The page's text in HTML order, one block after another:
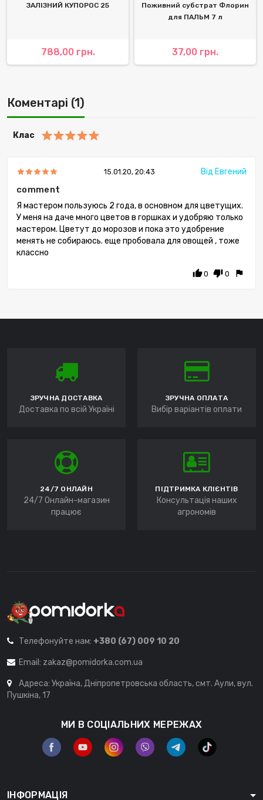
ЗАЛІЗНИЙ КУПОРОС 25
788,00 грн.
Поживний субстрат Флорин
для ПАЛЬМ 7 л
37,00 грн.
Коментарі (1)
Клас
15.01.20, 20:43 Від Евгений
comment
Я мастером пользуюсь 2 года, в основном для цветущих.
У меня на даче много цветов в горшках и удобряю только
мастером. Цветут до морозов и пока это удобрение
менять не собираюсь. еще пробовала для овощей , тоже
классно
thumb_up0 thumb_down 0 flag
ЗРУЧНА ДОСТАВКА
Доставка по всій Україні
ЗРУЧНА ОПЛАТА
Вибір варіантів оплати
24/7 ОНЛАЙН
24/7 Онлайн-магазин
працює
ПІДТРИМКА КЛІЄНТІВ
Консультація наших
агрономів
Телефонуйте нам: +380 (67) 009 10 20
Email: zakaz@pomidorka.com.ua
Адреса: Україна, Дніпропетровська область, смт. Аули, вул.
Пушкіна, 17
МИ В СОЦІАЛЬНИХ МЕРЕЖАХ
ІНФОРМАЦІЯ